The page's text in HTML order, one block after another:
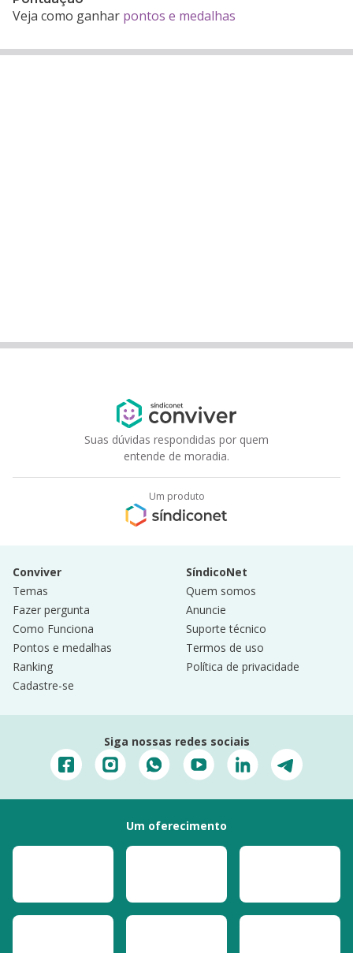
Veja como ganhar pontos e medalhas
Suas dúvidas respondidas por quem
entende de moradia.
Um produto
Conviver
Temas
Fazer pergunta
Como Funciona
Pontos e medalhas
Ranking
Cadastre-se
SíndicoNet
Quem somos
Anuncie
Suporte técnico
Termos de uso
Política de privacidade
Siga nossas redes sociais
Um oferecimento